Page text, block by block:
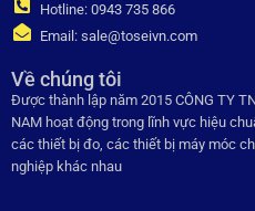
Hotline: 0943 735 866
Email: sale@toseivn.com
Về chúng tôi
Được thành lập năm 2015 CÔNG TY
NAM hoạt động trong lĩnh vực hiệu
các thiết bị đo, các thiết bị máy móc
nghiệp khác nhau